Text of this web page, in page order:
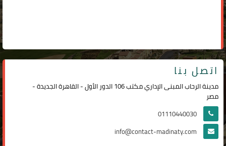
اتصل بنا
مدينة الرحاب المبنى الإداري مكتب 106 الدور الأول - القاهرة الجديدة -
مصر
01110440030
info@contact-madinaty.com